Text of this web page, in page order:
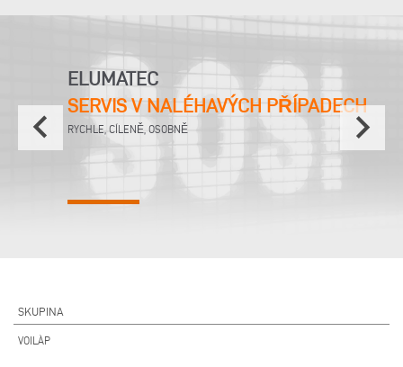
ELUMATEC
SERVIS V NALÉHAVÝCH PŘÍPADECH
RYCHLE, CÍLENĚ, OSOBNĚ
keyboard_arrow_left keyboard_arrow_right
SKUPINA
VOILÀP